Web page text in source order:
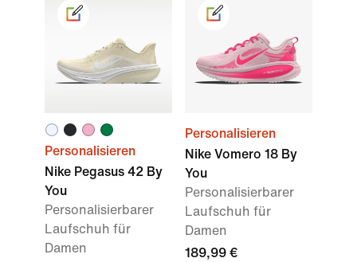
Personalisieren
Nike Pegasus 42 By
You
Personalisierbarer
Laufschuh für
Damen
Personalisieren
Nike Vomero 18 By
You
Personalisierbarer
Laufschuh für
Damen
189,99 €